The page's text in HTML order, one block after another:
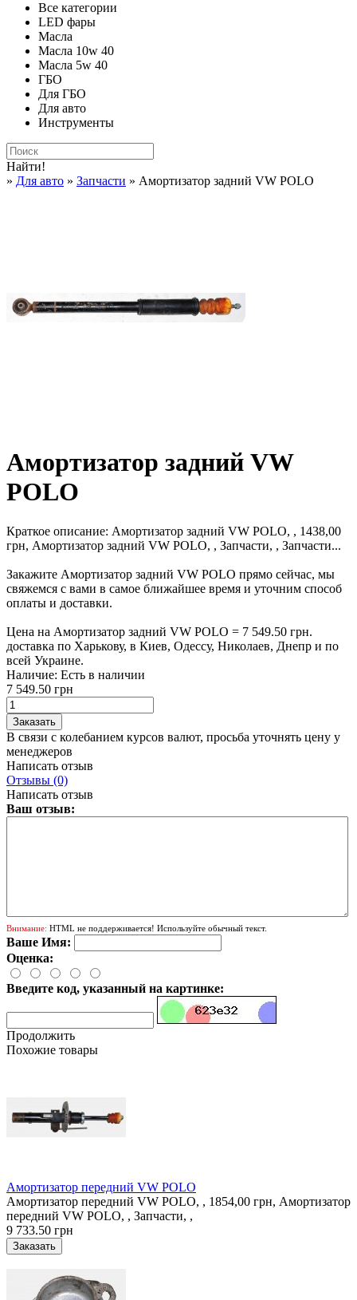
Все категории
LED фары
Масла
Масла 10w 40
Масла 5w 40
ГБО
Для ГБО
Для авто
Инструменты
Найти!
» Для авто » Запчасти » Амортизатор задний VW POLO
Амортизатор задний VW
POLO
Краткое описание: Амортизатор задний VW POLO, , 1438,00
грн, Амортизатор задний VW POLO, , Запчасти, , Запчасти...
Закажите Амортизатор задний VW POLO прямо сейчас, мы
свяжемся с вами в самое ближайшее время и уточним способ
оплаты и доставки.
Цена на Амортизатор задний VW POLO = 7 549.50 грн.
доставка по Харькову, в Киев, Одессу, Николаев, Днепр и по
всей Украине.
Наличие: Есть в наличии
7 549.50 грн
В связи с колебанием курсов валют, просьба уточнять цену у
менеджеров
Написать отзыв
Отзывы (0)
Написать отзыв
Ваш отзыв:
Внимание: HTML не поддерживается! Используйте обычный текст.
Ваше Имя:
Оценка:
Введите код, указанный на картинке:
Продолжить
Похожие товары
Амортизатор передний VW POLO
Амортизатор передний VW POLO, , 1854,00 грн, Амортизатор
передний VW POLO, , Запчасти, ,
9 733.50 грн